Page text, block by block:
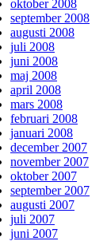
oktober 2008
september 2008
augusti 2008
juli 2008
juni 2008
maj 2008
april 2008
mars 2008
februari 2008
januari 2008
december 2007
november 2007
oktober 2007
september 2007
augusti 2007
juli 2007
juni 2007